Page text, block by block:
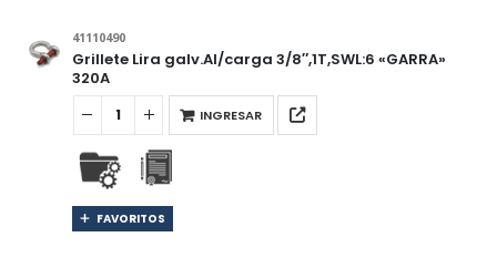
41110490
Grillete Lira galv.Al/carga 3/8″,1T,SWL:6 «GARRA»
320A
INGRESAR
FAVORITOS